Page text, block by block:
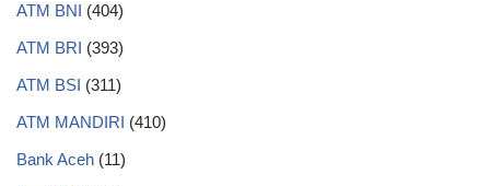
ATM BNI (404)
ATM BRI (393)
ATM BSI (311)
ATM MANDIRI (410)
Bank Aceh (11)